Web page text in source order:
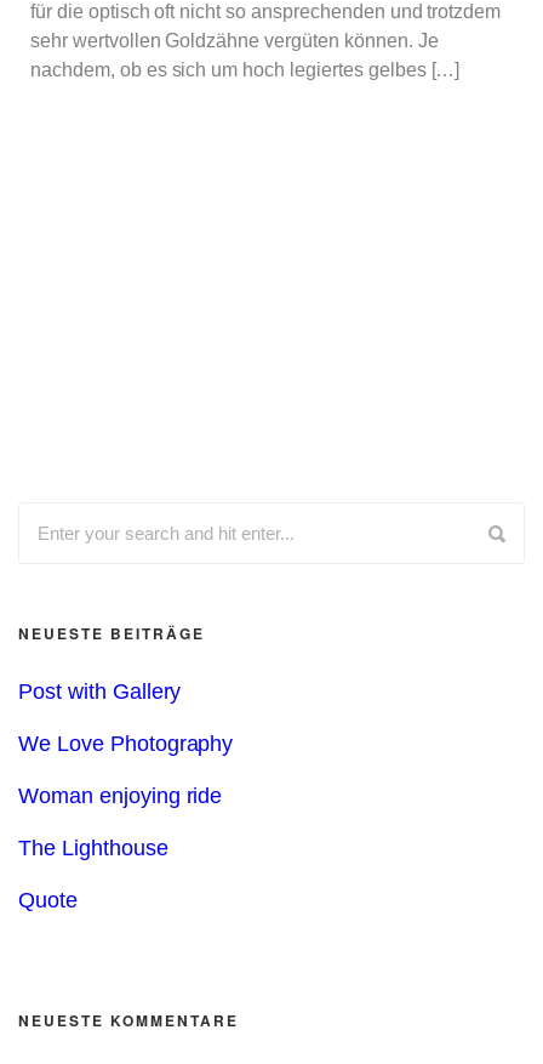
für die optisch oft nicht so ansprechenden und trotzdem
sehr wertvollen Goldzähne vergüten können. Je
nachdem, ob es sich um hoch legiertes gelbes […]
NEUESTE BEITRÄGE
Post with Gallery
We Love Photography
Woman enjoying ride
The Lighthouse
Quote
NEUESTE KOMMENTARE